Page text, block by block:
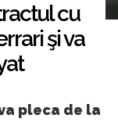
cu
şi va
pleca de la